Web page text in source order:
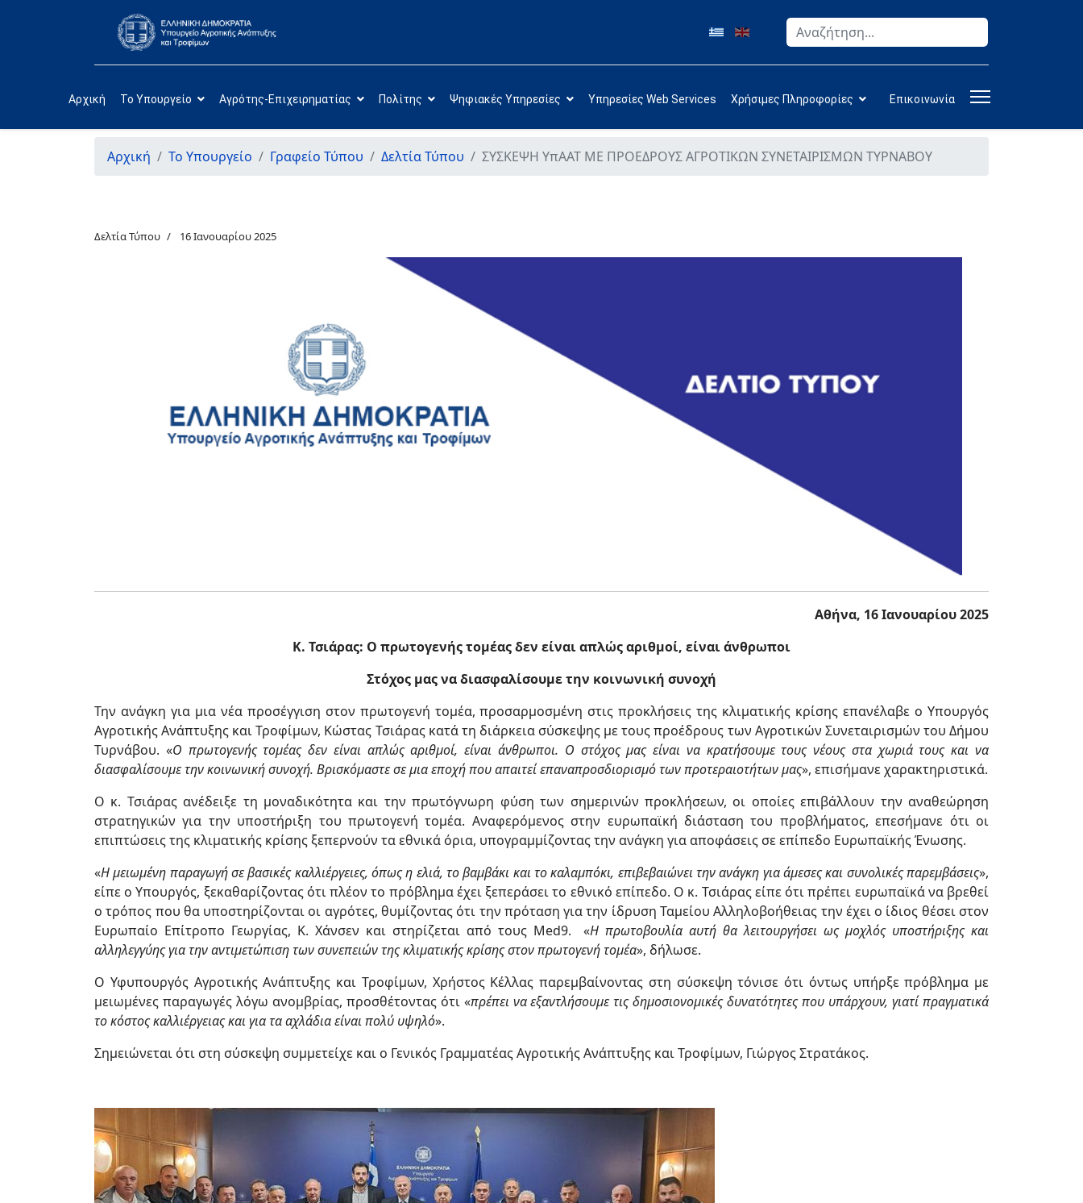
Αναζήτηση
Αρχική Το Υπουργείο Αγρότης-Επιχειρηματίας Πολίτης Ψηφιακές Υπηρεσίες Υπηρεσίες Web Services Χρήσιμες Πληροφορίες Επικοινωνία
Αρχική Το Υπουργείο Γραφείο Τύπου Δελτία Τύπου ΣΥΣΚΕΨΗ ΥπΑΑΤ ΜΕ ΠΡΟΕΔΡΟΥΣ ΑΓΡΟΤΙΚΩΝ ΣΥΝΕΤΑΙΡΙΣΜΩΝ ΤΥΡΝΑΒΟΥ
Δελτία Τύπου 16 Ιανουαρίου 2025
Αθήνα, 16 Ιανουαρίου 2025
Κ. Τσιάρας: Ο πρωτογενής τομέας δεν είναι απλώς αριθμοί, είναι άνθρωποι
Στόχος μας να διασφαλίσουμε την κοινωνική συνοχή
Την ανάγκη για μια νέα προσέγγιση στον πρωτογενή τομέα, προσαρμοσμένη στις προκλήσεις της κλιματικής κρίσης επανέλαβε ο Υπουργός
Αγροτικής Ανάπτυξης και Τροφίμων, Κώστας Τσιάρας κατά τη διάρκεια σύσκεψης με τους προέδρους των Αγροτικών Συνεταιρισμών του Δήμου
Τυρνάβου. «Ο πρωτογενής τομέας δεν είναι απλώς αριθμοί, είναι άνθρωποι. Ο στόχος μας είναι να κρατήσουμε τους νέους στα χωριά τους και να
διασφαλίσουμε την κοινωνική συνοχή. Βρισκόμαστε σε μια εποχή που απαιτεί επαναπροσδιορισμό των προτεραιοτήτων μας», επισήμανε χαρακτηριστικά.
Ο κ. Τσιάρας ανέδειξε τη μοναδικότητα και την πρωτόγνωρη φύση των σημερινών προκλήσεων, οι οποίες επιβάλλουν την αναθεώρηση
στρατηγικών για την υποστήριξη του πρωτογενή τομέα. Αναφερόμενος στην ευρωπαϊκή διάσταση του προβλήματος, επεσήμανε ότι οι
επιπτώσεις της κλιματικής κρίσης ξεπερνούν τα εθνικά όρια, υπογραμμίζοντας την ανάγκη για αποφάσεις σε επίπεδο Ευρωπαϊκής Ένωσης.
«Η μειωμένη παραγωγή σε βασικές καλλιέργειες, όπως η ελιά, το βαμβάκι και το καλαμπόκι, επιβεβαιώνει την ανάγκη για άμεσες και συνολικές παρεμβάσεις»,
είπε ο Υπουργός, ξεκαθαρίζοντας ότι πλέον το πρόβλημα έχει ξεπεράσει το εθνικό επίπεδο. Ο κ. Τσιάρας είπε ότι πρέπει ευρωπαϊκά να βρεθεί
ο τρόπος που θα υποστηρίζονται οι αγρότες, θυμίζοντας ότι την πρόταση για την ίδρυση Ταμείου Αλληλοβοήθειας την έχει ο ίδιος θέσει στον
Ευρωπαίο Επίτροπο Γεωργίας, Κ. Χάνσεν και στηρίζεται από τους Med9. «Η πρωτοβουλία αυτή θα λειτουργήσει ως μοχλός υποστήριξης και
αλληλεγγύης για την αντιμετώπιση των συνεπειών της κλιματικής κρίσης στον πρωτογενή τομέα», δήλωσε.
Ο Υφυπουργός Αγροτικής Ανάπτυξης και Τροφίμων, Χρήστος Κέλλας παρεμβαίνοντας στη σύσκεψη τόνισε ότι όντως υπήρξε πρόβλημα με
μειωμένες παραγωγές λόγω ανομβρίας, προσθέτοντας ότι «πρέπει να εξαντλήσουμε τις δημοσιονομικές δυνατότητες που υπάρχουν, γιατί πραγματικά
το κόστος καλλιέργειας και για τα αχλάδια είναι πολύ υψηλό».
Σημειώνεται ότι στη σύσκεψη συμμετείχε και ο Γενικός Γραμματέας Αγροτικής Ανάπτυξης και Τροφίμων, Γιώργος Στρατάκος.